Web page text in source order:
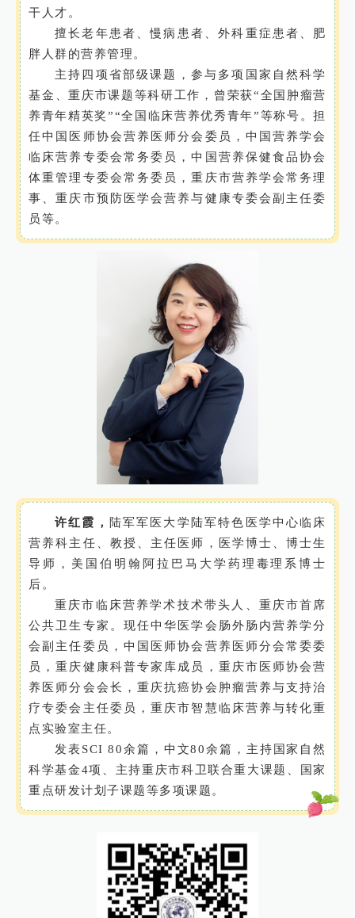
干人才。
擅长老年患者、慢病患者、外科重症患者、肥
胖人群的营养管理。
主持四项省部级课题，参与多项国家自然科学
基金、重庆市课题等科研工作，曾荣获“全国肿瘤营
养青年精英奖”“全国临床营养优秀青年”等称号。担
任中国医师协会营养医师分会委员，中国营养学会
临床营养专委会常务委员，中国营养保健食品协会
体重管理专委会常务委员，重庆市营养学会常务理
事、重庆市预防医学会营养与健康专委会副主任委
员等。
许红霞，
陆军军医大学陆军特色医学中心临床
营养科主任、教授、主任医师，医学博士、博士生
导师，美国伯明翰阿拉巴马大学药理毒理系博士
后。
重庆市临床营养学术技术带头人、重庆市首席
公共卫生专家。现任中华医学会肠外肠内营养学分
会副主任委员，中国医师协会营养医师分会常委委
员，重庆健康科普专家库成员，重庆市医师协会营
养医师分会会长，重庆抗癌协会肿瘤营养与支持治
疗专委会主任委员，重庆市智慧临床营养与转化重
点实验室主任。
发表SCI 80余篇，中文80余篇，主持国家自然
科学基金4项、主持重庆市科卫联合重大课题、国家
重点研发计划子课题等多项课题。